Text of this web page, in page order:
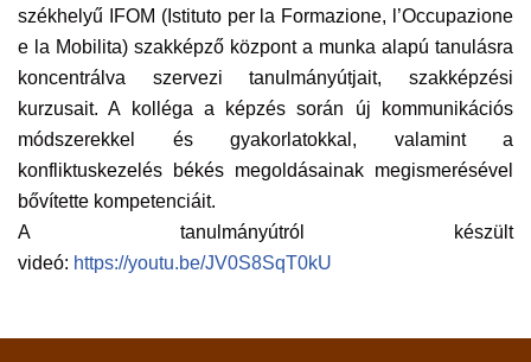
székhelyű IFOM (Istituto per la Formazione, l’Occupazione
e la Mobilita) szakképző központ a munka alapú tanulásra
koncentrálva szervezi tanulmányútjait, szakképzési
kurzusait. A kolléga a képzés során új kommunikációs
módszerekkel és gyakorlatokkal, valamint a
konfliktuskezelés békés megoldásainak megismerésével
bővítette kompetenciáit.
A tanulmányútról készült
videó: https://youtu.be/JV0S8SqT0kU